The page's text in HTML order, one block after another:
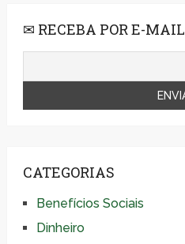
✉ RECEBA POR E-MAIL
CATEGORIAS
Benefícios Sociais
Dinheiro